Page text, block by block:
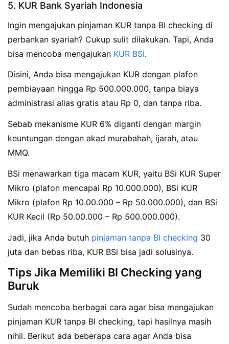
5. KUR Bank Syariah Indonesia
Ingin mengajukan pinjaman KUR tanpa BI checking di
perbankan syariah? Cukup sulit dilakukan. Tapi, Anda
bisa mencoba mengajukan KUR BSi.
Disini, Anda bisa mengajukan KUR dengan plafon
pembiayaan hingga Rp 500.000.000, tanpa biaya
administrasi alias gratis atau Rp 0, dan tanpa riba.
Sebab mekanisme KUR 6% diganti dengan margin
keuntungan dengan akad murabahah, ijarah, atau
MMQ.
BSi menawarkan tiga macam KUR, yaitu BSi KUR Super
Mikro (plafon mencapai Rp 10.000.000), BSi KUR
Mikro (plafon Rp 10.00.000 – Rp 50.000.000), dan BSi
KUR Kecil (Rp 50.00.000 – Rp 500.000.000).
Jadi, jika Anda butuh pinjaman tanpa BI checking 30
juta dan bebas riba, KUR BSi bisa jadi solusinya.
Tips Jika Memiliki BI Checking yang
Buruk
Sudah mencoba berbagai cara agar bisa mengajukan
pinjaman KUR tanpa BI checking, tapi hasilnya masih
nihil. Berikut ada beberapa cara agar Anda bisa